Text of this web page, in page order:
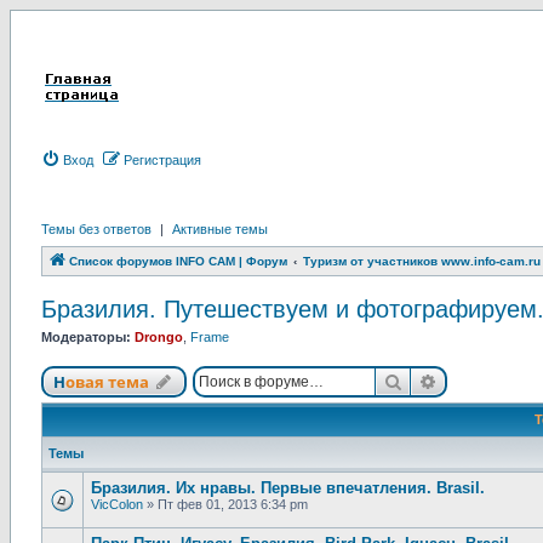
Вход Регистрация
Темы без ответов | Активные темы
Список форумов INFO CAM | Форум Туризм от участников www.info-cam.ru
Бразилия. Путешествуем и
Модераторы: Drongo Frame
Новая тема
Новая тема Поиск
Темы
Бразилия. Их нравы. Первые впечатления. Brasil.
VicColon » Пт фев 01, 2013 6:34 pm